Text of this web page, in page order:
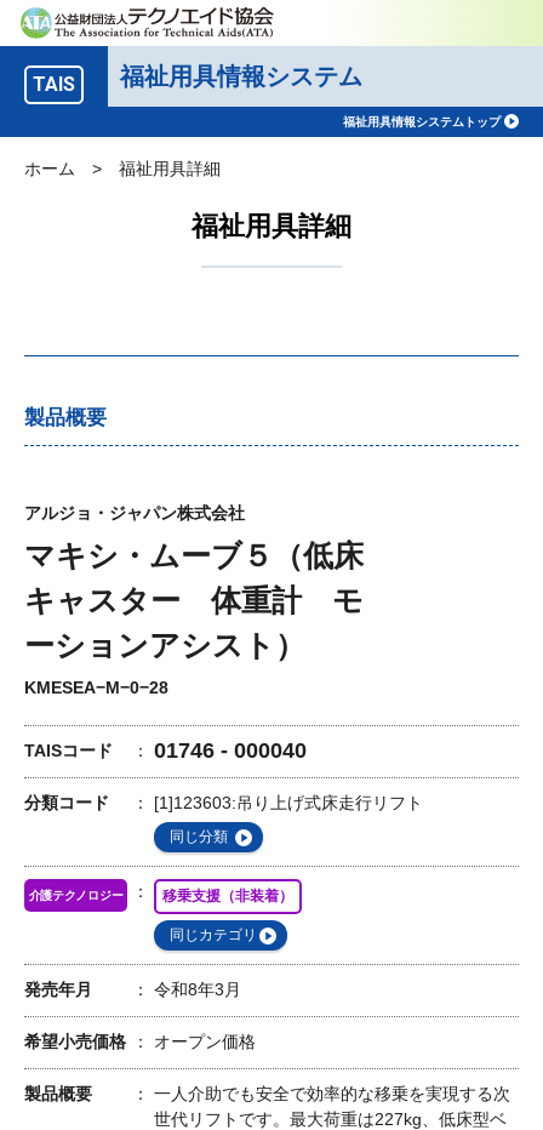
TAIS 福祉用具情報システム
福祉用具情報システムトップ
ホーム > 福祉用具詳細
福祉用具詳細
製品概要
アルジョ・ジャパン株式会社
マキシ・ムーブ５（低床
キャスター 体重計 モ
ーションアシスト）
KMESEA−M−0−28
TAISコード 01746 - 000040
分類コード [1]123603:吊り上げ式床走行リフト
同じ分類
介護テクノロジー 移乗支援（非装着）
同じカテゴリ
発売年月 令和8年3月
希望小売価格 オープン価格
製品概要
一人介助でも安全で効率的な移乗を実現する次
世代リフトです。最大荷重は227kg、低床型ベ